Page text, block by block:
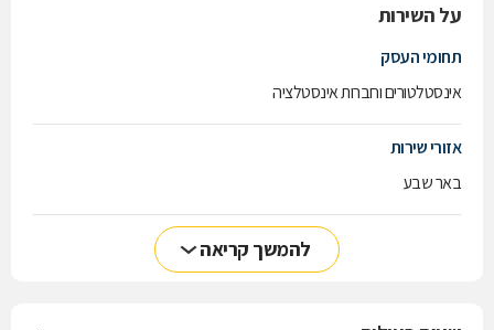
על השירות
תחומי העסק
אינסטלטורים וחברות אינסטלציה
אזורי שירות
באר שבע
להמשך קריאה